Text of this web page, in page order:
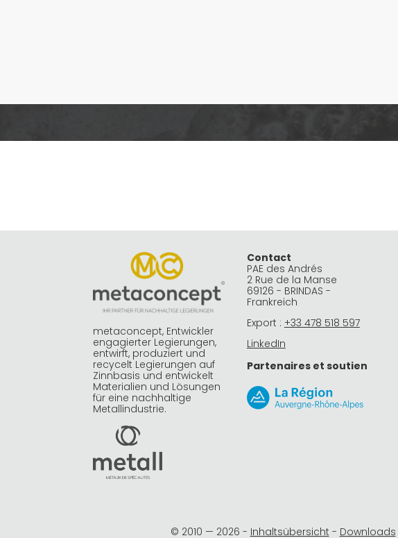
metaconcept, Entwickler
engagierter Legierungen,
entwirft, produziert und
recycelt Legierungen auf
Zinnbasis und entwickelt
Materialien und Lösungen
für eine nachhaltige
Metallindustrie.
Contact
PAE des Andrés
2 Rue de la Manse
69126 - BRINDAS -
Frankreich
Export : +33 478 518 597
LinkedIn
Partenaires et soutien
© 2010 — 2026 - Inhaltsübersicht - Downloads